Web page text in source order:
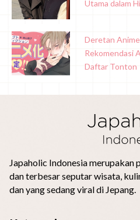
Utama dalam
Deretan
Rekomendasi
Daftar Tonton
Japaholic Indonesia
dan terbesar seputar wisata,
dan yang sedang viral di Jepang.